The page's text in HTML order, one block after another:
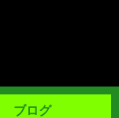
ブログ